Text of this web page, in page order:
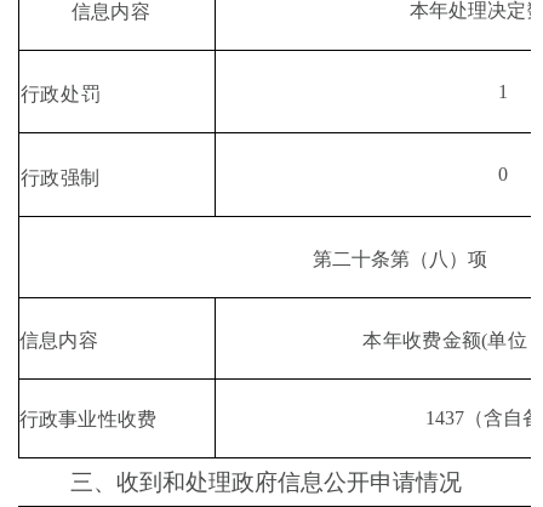
信息内容 本年处理决定
行政处罚 1
行政强制 0
第二十条第 （ 八 ）项
信息内容 本年收费金额(单位
行政事业性收费 1437 （含自
三、收到和处理政府信息公开申请情况